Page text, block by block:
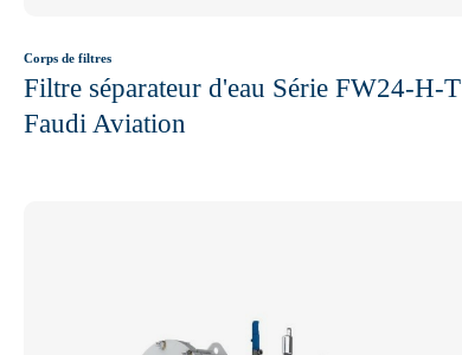
Corps de filtres
Filtre séparateur d'eau Série FW24-H-T
Faudi Aviation